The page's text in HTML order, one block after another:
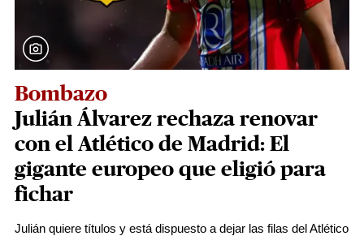
Bombazo
Julián Álvarez rechaza renovar
con el Atlético de Madrid: El
gigante europeo que eligió para
fichar
Julián quiere títulos y está dispuesto a dejar las filas del Atlético